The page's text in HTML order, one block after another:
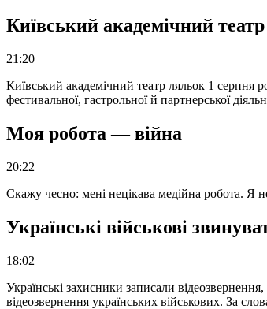
Київський академічний
21:20
Київський академічний театр ляльок 1 серпня
фестивальної, гастрольної й партнерської
Моя робота — війна
20:22
Скажу чесно: мені нецікава медійна робота.
Українські військові
18:02
Українські захисники записали
відеозвернення українських військових. За